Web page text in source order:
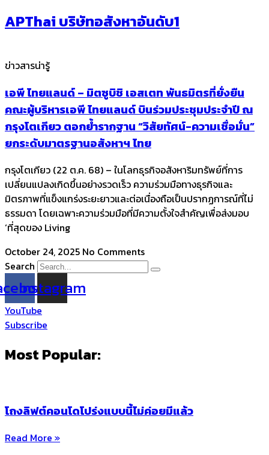
APThai บริษัทอสังหาอันดับ1
ข่าวสารน่ารู้
เอพี ไทยแลนด์ – มิตซูบิชิ เอสเตท พันธมิตรที่ยั่งยืน
คณะผู้บริหารเอพี ไทยแลนด์ บินร่วมประชุมประจำปี ณ
กรุงโตเกียว ตอกย้ำรากฐาน “วิสัยทัศน์-ความเชื่อมั่น”
ยกระดับมาตรฐานอสังหาฯ ไทย
กรุงโตเกียว (22 ต.ค. 68) – ในโลกธุรกิจอสังหาริมทรัพย์ที่การ
เปลี่ยนแปลงเกิดขึ้นอย่างรวดเร็ว ความร่วมมือทางธุรกิจและ
มิตรภาพที่แข็งแกร่งระยะยาวและต่อเนื่องถือเป็นปรากฏการณ์ที่ไม่
ธรรมดา โดยเฉพาะความร่วมมือที่มีความตั้งใจสำคัญเพื่อส่งมอบ
‘ที่สุดของ Living
October 24, 2025 No Comments
Search
Instagram
YouTube
Subscribe
Most Popular:
โถงลิฟต์คอนโดโปร่งแบบนี้ไม่ค่อยมีแล้ว
Read More »